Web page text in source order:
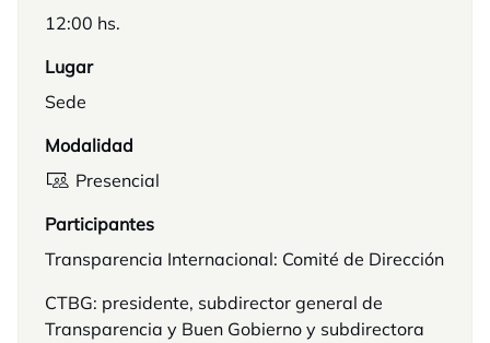
12:00 hs.
Lugar
Sede
Modalidad
Presencial
Participantes
Transparencia Internacional: Comité de Dirección
CTBG: presidente, subdirector general de
Transparencia y Buen Gobierno y subdirectora